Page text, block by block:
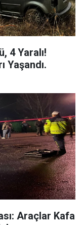
4 Yaralı!
Yaşandı.
Araçlar Kafa